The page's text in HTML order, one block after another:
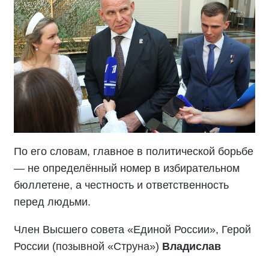
По его словам, главное в политической борьбе
— не определённый номер в избирательном
бюллетене, а честность и ответственность
перед людьми.
Член Высшего совета «Единой России», Герой
России (позывной «Струна») Владислав